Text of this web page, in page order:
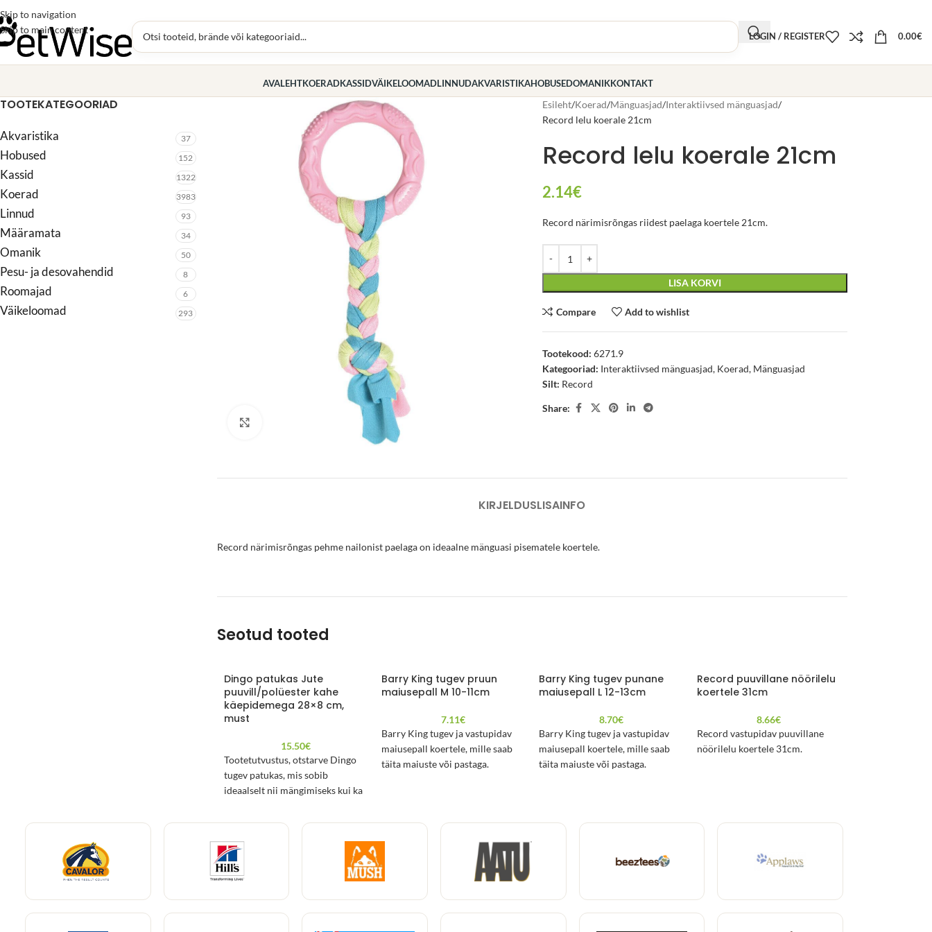
Skip to navigation
Skip to main content
LOGIN / REGISTER 0.00€
AVALEHTKOERADKASSIDVÄIKELOOMADLINNUDAKVARISTIKAHOBUSEDOMANIKKONTAKT
TOOTEKATEGOORIAD
Akvaristika 37
Hobused 152
Kassid 1322
Koerad 3983
Linnud 93
Määramata 34
Omanik 50
Pesu- ja desovahendid 8
Roomajad 6
Väikeloomad 293
Esileht Koerad Mänguasjad Interaktiivsed mänguasjad
Record lelu koerale 21cm
Record lelu koerale 21cm
2.14€
Record närimisrõngas riidest paelaga koertele 21cm.
LISA KORVI
Compare Add to wishlist
Tootekood:6271.9
Kategooriad: Interaktiivsed mänguasjad, Koerad, Mänguasjad
Silt: Record
Share:
KIRJELDUSLISAINFO
Record närimisrõngas pehme nailonist paelaga on ideaalne mänguasi pisematele koertele.
Seotud tooted
Dingo patukas Jute
puuvill/polüester kahe
käepidemega 28×8 cm,
must
15.50€
Tootetutvustus, otstarve Dingo
tugev patukas, mis sobib
ideaalselt nii mängimiseks kui ka
Käepidemega patukas on
Barry King tugev pruun
maiusepall M 10-11cm
7.11€
Barry King tugev ja vastupidav
maiusepall koertele, mille saab
täita maiuste või pastaga.
Barry King tugev punane
maiusepall L 12-13cm
8.70€
Barry King tugev ja vastupidav
maiusepall koertele, mille saab
täita maiuste või pastaga.
Record puuvillane nöörilelu
koertele 31cm
8.66€
Record vastupidav puuvillane
nöörilelu koertele 31cm.